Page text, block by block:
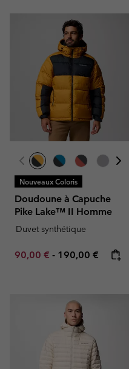
Nouveaux Coloris
Doudoune à Capuche
Pike Lake™ II Homme
Duvet synthétique
Minimum sale price:
90,00 € - Maximum price:
190,00 €